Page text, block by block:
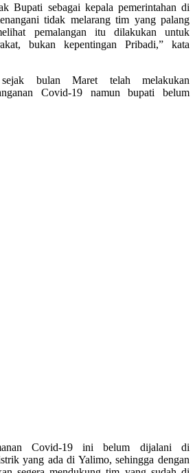
Bupati sebagai kepala pemerintahan di
tidak melarang tim yang palang
pemalangan itu dilakukan untuk
bukan kepentingan Pribadi,” kata
bulan Maret telah melakukan
Covid-19 namun bupati belum
Covid-19 ini belum dijalani di
yang ada di Yalimo, sehingga dengan